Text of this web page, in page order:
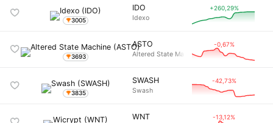
3005
IDO
Idexo
+260,29%
3693
ASTO
Altered State Machine
-0,67%
3835
SWASH
Swash
-42,73%
WNT -13,12%